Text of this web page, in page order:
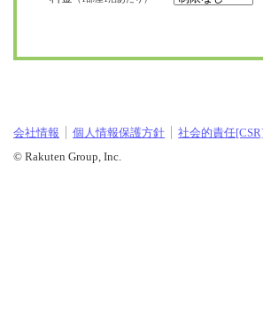
会社情報 個人情報保護方針 社会的責任
© Rakuten Group, Inc.